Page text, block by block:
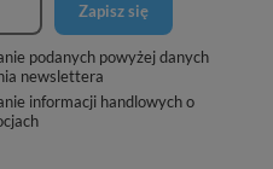
Zapisz się
podanych powyżej danych
newslettera
informacji handlowych o